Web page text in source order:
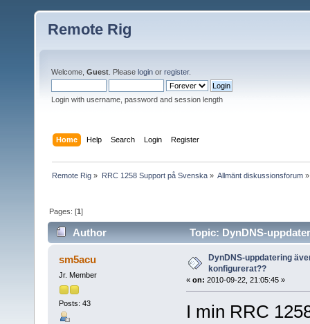
Remote Rig
Welcome, Guest . Please login or register.
Login with username, password and session length
Home Help Search Login Register
Remote Rig » RRC 1258 Support på Svenska» Allmänt diskussionsforum»
Pages: [1]
Author Topic: DynDNS-
sm5acu
Jr. Member
Posts: 43
DynDNS-uppdatering
konfigurerat??
« on: 2010-09-22, 21:05:45 »
I min RRC